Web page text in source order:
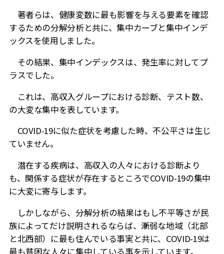
著者らは、健康変数に最も影響を与える要素を確認
するための分解分析と共に、集中カーブと集中インデ
ックスを使用しました。
その結果、集中インデックスは、発生率に対してプ
ラスでした。
これは、高収入グループにおける診断、テスト数、
の大変な集中を表しています。
COVID-19に似た症状を考慮した時、不公平さは生じ
ていません。
潜在する疾病は、高収入の人々における診断より
も、関係する症状が存在するところでCOVID-19の集中
に大変に寄与します。
しかしながら、分解分析の結果はもし不平等さが民
族によってだけ説明されるならば、漸弱な地域（北部
と北西部）に最も住んでいる事実と共に、 COVID-19は
最も貧困な人々に集中している事を示しています。